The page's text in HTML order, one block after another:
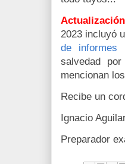
2023 incluyó
de informes
salvedad
mencionan
Recibe un
Ignacio
Preparador